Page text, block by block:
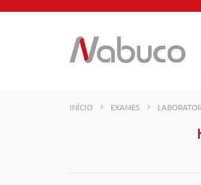
Pular
conteúdo
INÍCIO EXAMES